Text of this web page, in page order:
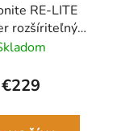
RE-LITE
rozšíriteľný
Capri Blue
€229